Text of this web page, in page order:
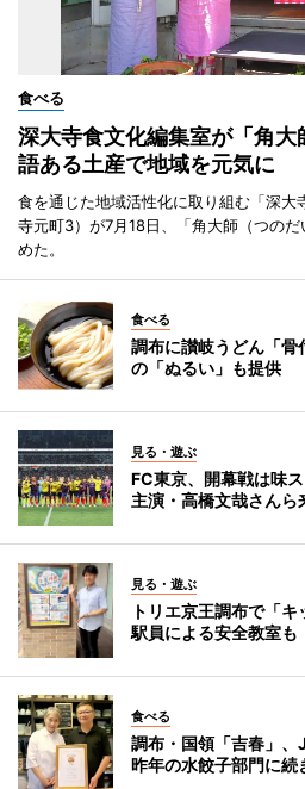
食べる
深大寺食文化編集室が「角
語ある土産で地域を元気に
食を通じた地域活性化に取り組む「深大
寺元町3）が7月18日、「角大師（つの
めた。
食べる
調布に讃岐うどん「
の「ぬるい」も提供
見る・遊ぶ
FC東京、開幕戦は味
主演・高橋文哉さんら
見る・遊ぶ
トリエ京王調布で「
駅員による安全教室も
食べる
調布・国領「吉春」
昨年の水餃子部門に続